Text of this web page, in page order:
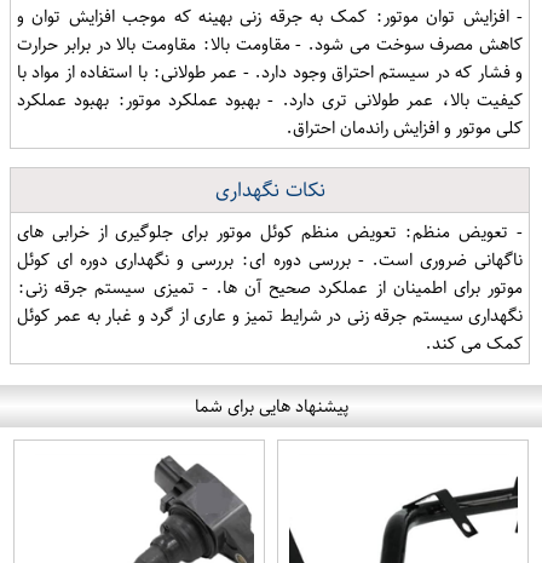
- افزایش توان موتور: کمک به جرقه زنی بهینه که موجب افزایش توان و
کاهش مصرف سوخت می شود. - مقاومت بالا: مقاومت بالا در برابر حرارت
و فشار که در سیستم احتراق وجود دارد. - عمر طولانی: با استفاده از مواد با
کیفیت بالا، عمر طولانی تری دارد. - بهبود عملکرد موتور: بهبود عملکرد
کلی موتور و افزایش راندمان احتراق.
نکات نگهداری
- تعویض منظم: تعویض منظم کوئل موتور برای جلوگیری از خرابی های
ناگهانی ضروری است. - بررسی دوره ای: بررسی و نگهداری دوره ای کوئل
موتور برای اطمینان از عملکرد صحیح آن ها. - تمیزی سیستم جرقه زنی:
نگهداری سیستم جرقه زنی در شرایط تمیز و عاری از گرد و غبار به عمر کوئل
کمک می کند.
پیشنهاد هایی برای شما